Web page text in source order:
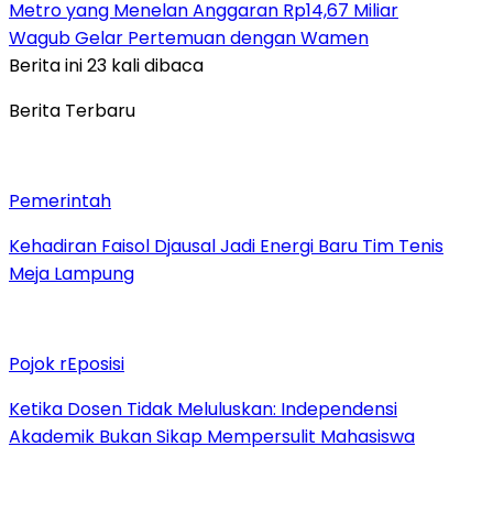
Metro yang Menelan Anggaran Rp14,67 Miliar
Wagub Gelar Pertemuan dengan Wamen
Berita ini 23 kali dibaca
Berita Terbaru
Pemerintah
Kehadiran Faisol Djausal Jadi Energi Baru Tim Tenis
Meja Lampung
Pojok rEposisi
Ketika Dosen Tidak Meluluskan: Independensi
Akademik Bukan Sikap Mempersulit Mahasiswa